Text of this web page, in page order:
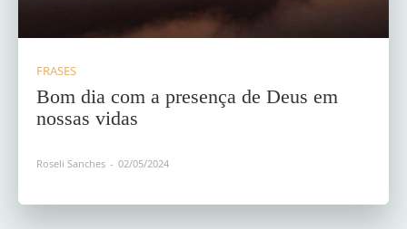
FRASES
Bom dia com a presença de Deus em
nossas vidas
Roseli Sanches - 02/05/2024